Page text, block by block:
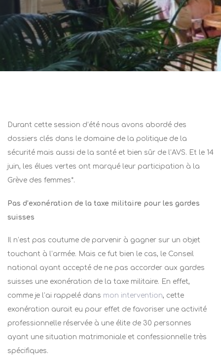
DANS:
national
Durant cette session d’été nous avons abordé des
dossiers clés dans le domaine de la politique de la
sécurité mais aussi de la santé et bien sûr de l’AVS. Et le 14
juin, les élues vertes ont marqué leur participation à la
Grève des femmes*.
Pas d’exonération de la taxe militaire pour les gardes
suisses
Il n’est pas coutume de parvenir à gagner sur un objet
touchant à l’armée. Mais ce fut bien le cas, le Conseil
national ayant accepté de ne pas accorder aux gardes
suisses une exonération de la taxe militaire. En effet,
comme je l’ai rappelé dans mon intervention, cette
exonération aurait eu pour effet de favoriser une activité
professionnelle réservée à une élite de 30 personnes
ayant une situation matrimoniale et confessionnelle très
spécifiques.
navigation